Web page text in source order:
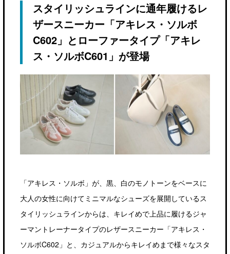
スタイリッシュラインに通年履けるレ
ザースニーカー「アキレス・ソルボ
C602」とローファータイプ「アキレ
ス・ソルボC601」が登場
「アキレス・ソルボ」が、黒、白のモノトーンをベースに
大人の女性に向けてミニマルなシューズを展開しているス
タイリッシュラインからは、キレイめで上品に履けるジャ
ーマントレーナータイプのレザースニーカー「アキレス・
ソルボC602」と、カジュアルからキレイめまで様々なスタ